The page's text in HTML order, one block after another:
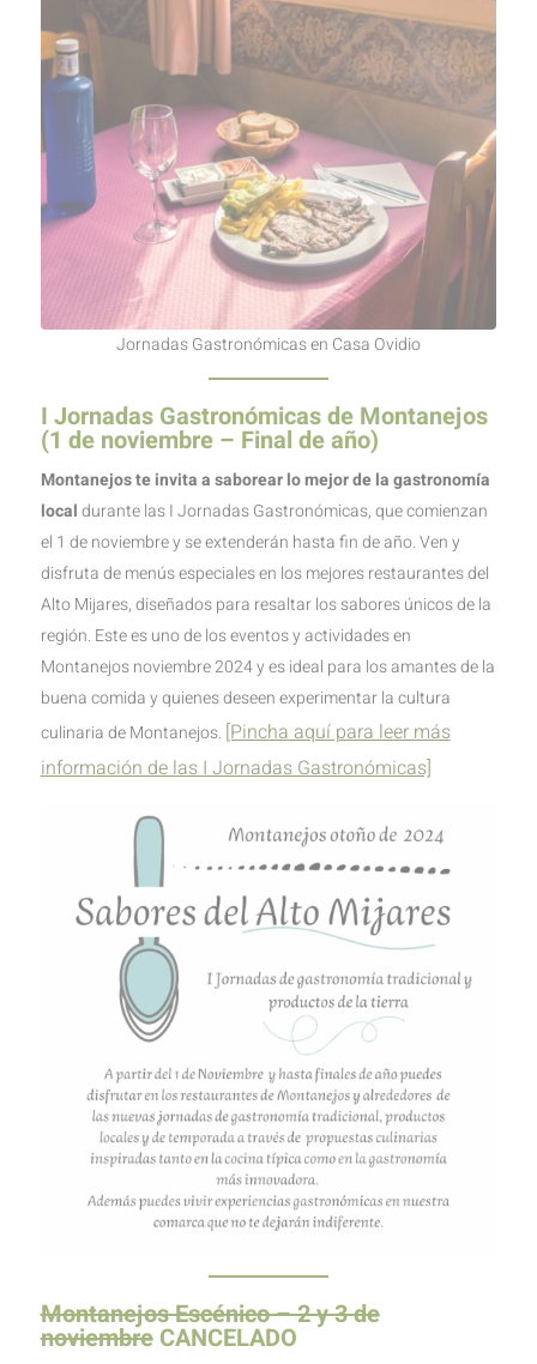
Jornadas Gastronómicas en Casa Ovidio
I Jornadas Gastronómicas de Montanejos
(1 de noviembre – Final de año)
Montanejos te invita a saborear lo mejor de la gastronomía
localdurante las I Jornadas Gastronómicas, que comienzan
el 1 de noviembre y se extenderán hasta fin de año. Ven y
disfruta de menús especiales en los mejores restaurantes del
Alto Mijares, diseñados para resaltar los sabores únicos de la
región. Este es uno de los eventos y actividades en
Montanejos noviembre 2024 y es ideal para los amantes de la
buena comida y quienes deseen experimentar la cultura
culinaria de Montanejos. [Pincha aquí para leer más
información de las I Jornadas Gastronómicas]
Montanejos Escénico – 2 y 3 de
noviembreCANCELADO